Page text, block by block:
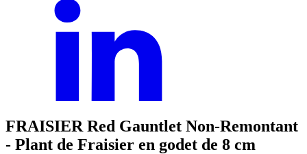
FRAISIER Red Gauntlet Non-Remontant
- Plant de Fraisier en godet de 8 cm